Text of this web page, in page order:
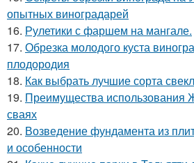
опытных виноградарей
16. Рулетики с фаршем на мангале.
17. Обрезка молодого куста
плодородия
18. Как выбрать лучшие сорта
19. Преимущества использования
сваях
20. Возведение фундамента из
и особенности